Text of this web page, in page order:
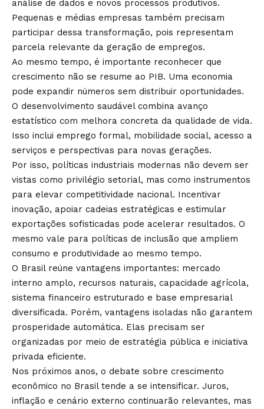
análise de dados e novos processos produtivos.
Pequenas e médias empresas também precisam
participar dessa transformação, pois representam
parcela relevante da geração de empregos.
Ao mesmo tempo, é importante reconhecer que
crescimento não se resume ao PIB. Uma economia
pode expandir números sem distribuir oportunidades.
O desenvolvimento saudável combina avanço
estatístico com melhora concreta da qualidade de vida.
Isso inclui emprego formal, mobilidade social, acesso a
serviços e perspectivas para novas gerações.
Por isso, políticas industriais modernas não devem ser
vistas como privilégio setorial, mas como instrumentos
para elevar competitividade nacional. Incentivar
inovação, apoiar cadeias estratégicas e estimular
exportações sofisticadas pode acelerar resultados. O
mesmo vale para políticas de inclusão que ampliem
consumo e produtividade ao mesmo tempo.
O Brasil reúne vantagens importantes: mercado
interno amplo, recursos naturais, capacidade agrícola,
sistema financeiro estruturado e base empresarial
diversificada. Porém, vantagens isoladas não garantem
prosperidade automática. Elas precisam ser
organizadas por meio de estratégia pública e iniciativa
privada eficiente.
Nos próximos anos, o debate sobre crescimento
econômico no Brasil tende a se intensificar. Juros,
inflação e cenário externo continuarão relevantes, mas